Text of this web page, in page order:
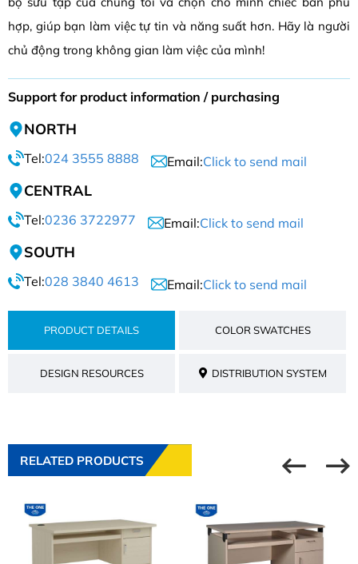
hợp, giúp bạn làm việc tự tin và năng suất hơn. Hãy là người
chủ động trong không gian làm việc của mình!
Support for product information / purchasing
NORTH
Tel:024 3555 8888 Email:Click to send mail
CENTRAL
Tel:0236 3722977 Email:Click to send mail
SOUTH
Tel:028 3840 4613 Email:Click to send mail
PRODUCT DETAILS COLOR SWATCHES
DESIGN RESOURCES DISTRIBUTION SYSTEM
RELATED PRODUCTS